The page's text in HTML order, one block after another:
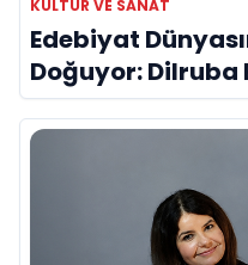
KÜLTÜR VE SANAT
Edebiyat
Doğuyor: Dilruba
Evreni ‘AVENOİR’